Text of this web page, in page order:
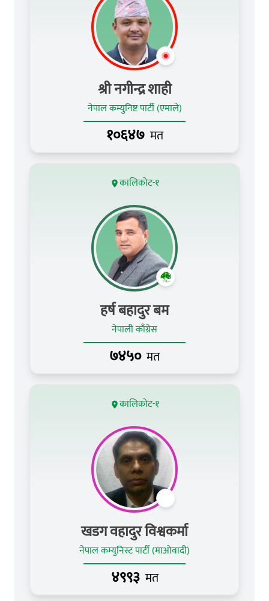
श्री नगीन्द्र शाही
नेपाल कम्युनिष्ट पार्टी (एमाले)
१०६४७ मत
कालिकोट-१
हर्ष बहादुर बम
नेपाली काँग्रेस
७४५० मत
कालिकोट-१
खडग वहादुर विश्वकर्मा
नेपाल कम्युनिस्ट पार्टी (माओवादी)
४९९३ मत